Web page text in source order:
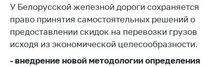
Регулирование
рекламной
деятельности
Международное
сотрудничество
У Белорусской железной дороги сохраняется
право принятия самостоятельных решений о
предоставлении скидок на перевозки грузов
исходя из экономической целесообразности.
- внедрение новой методологии определения